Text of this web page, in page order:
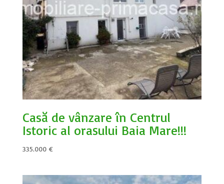
Casă de vânzare în Centrul
Istoric al orașului Baia Mare!!!
335.000€